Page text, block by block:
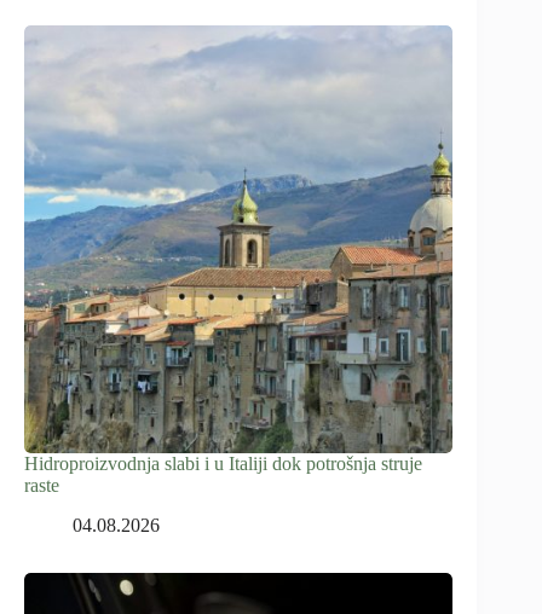
Hidroproizvodnja slabi i u Italiji dok potrošnja struje
raste
04.08.2026